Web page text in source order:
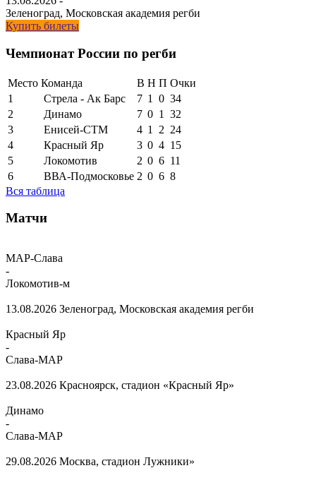
Зеленоград, Московская академия регби
Купить билеты
Чемпионат России по регби
Место Команда В Н П Очки
1
Стрела - Ак Барс 7 1 0 34
2
Динамо 7 0 1
32
3
Енисей-СТМ 4 1 2 24
4
Красный Яр 3 0 4 15
5
Локомотив 2 0 6 11
6
ВВА-Подмосковье 2 0 6 8
Вся таблица
Матчи
МАР-Слава
-
Локомотив-м
13.08.2026 Зеленоград, Московская академия регби
Красный Яр
-
Слава-МАР
23.08.2026 Красноярск, стадион «Красный Яр»
Динамо
-
Слава-МАР
29.08.2026 Москва, стадион Лужники»